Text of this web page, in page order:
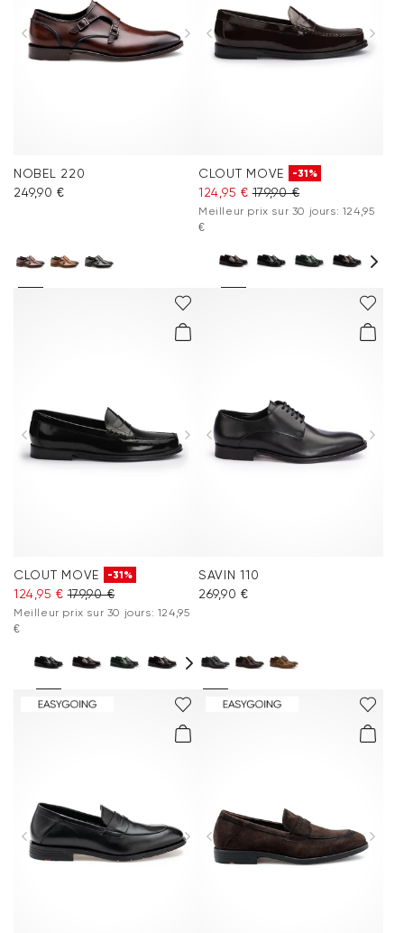
NOBEL 220
249,90 €
CLOUT MOVE -31%
124,95 € 179,90 €
Meilleur prix sur 30 jours: 124,95
€
CLOUT MOVE -31%
124,95 € 179,90 €
Meilleur prix sur 30 jours: 124,95
€
SAVIN 110
269,90 €